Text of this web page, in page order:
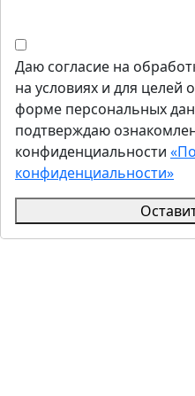
Даю согласие на
на условиях и для целей
форме персональных
подтверждаю
конфиденциальности
конфиденциальности»